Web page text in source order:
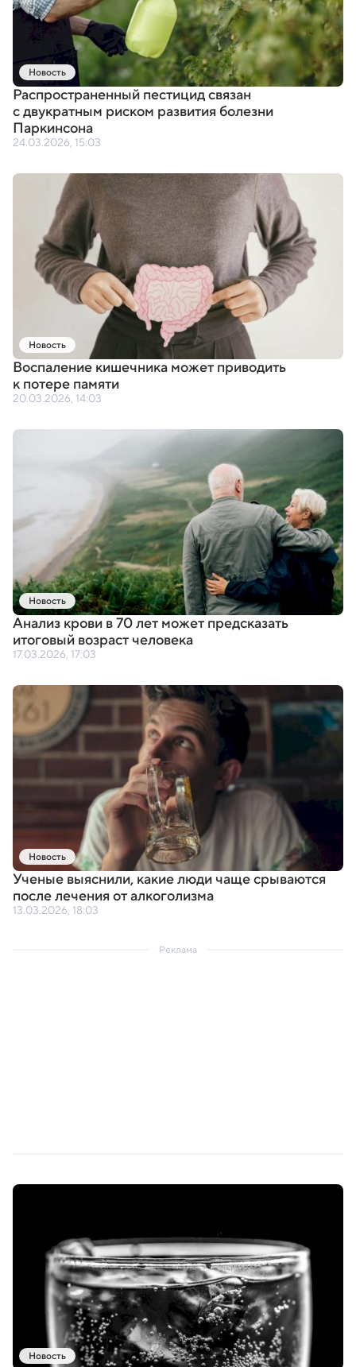
Новость
Распространенный пестицид связан
с двукратным риском развития болезни
Паркинсона
24.03.2026, 15:03
Новость
Воспаление кишечника может приводить
к потере памяти
20.03.2026, 14:03
Новость
Анализ крови в 70 лет может предсказать
итоговый возраст человека
17.03.2026, 17:03
Новость
Ученые выяснили,какие люди чаще срываются
после лечения от алкоголизма
13.03.2026, 18:03
Реклама
Новость